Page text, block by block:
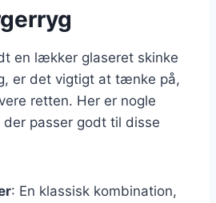
en lækker glaseret skinke
er det vigtigt at tænke på,
retten. Her er nogle
passer godt til disse
: En klassisk kombination,